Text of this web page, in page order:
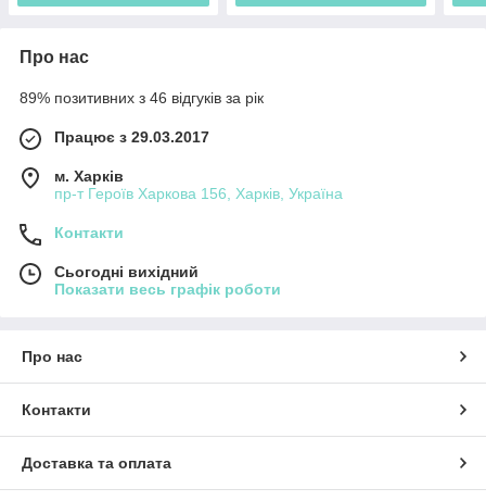
Про нас
89% позитивних з 46 відгуків за рік
Працює з 29.03.2017
м. Харків
пр-т Героїв Харкова 156, Харків, Україна
Контакти
Сьогодні вихідний
Показати весь графік роботи
Про нас
Контакти
Доставка та оплата